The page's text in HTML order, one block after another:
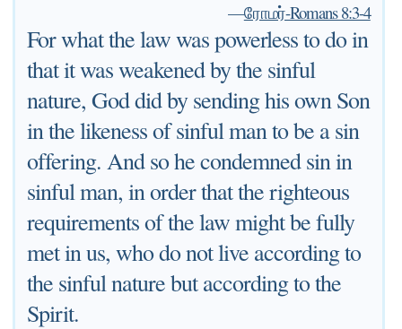
—ரோமர்-Romans 8:3-4
For what the law was powerless to do in
that it was weakened by the sinful
nature, God did by sending his own Son
in the likeness of sinful man to be a sin
offering. And so he condemned sin in
sinful man, in order that the righteous
requirements of the law might be fully
met in us, who do not live according to
the sinful nature but according to the
Spirit.